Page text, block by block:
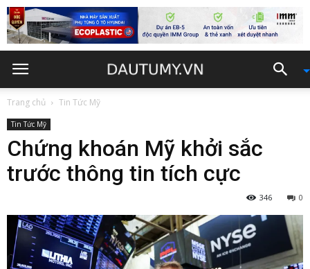
Trang chủ Tin Tức Mỹ
Tin Tức Mỹ
Chứng khoán Mỹ khởi sắc
trước thông tin tích cực
0
346